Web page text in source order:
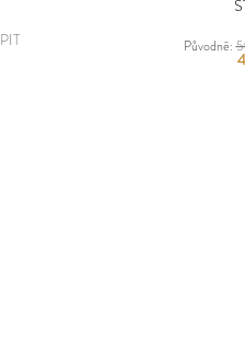
Původně: